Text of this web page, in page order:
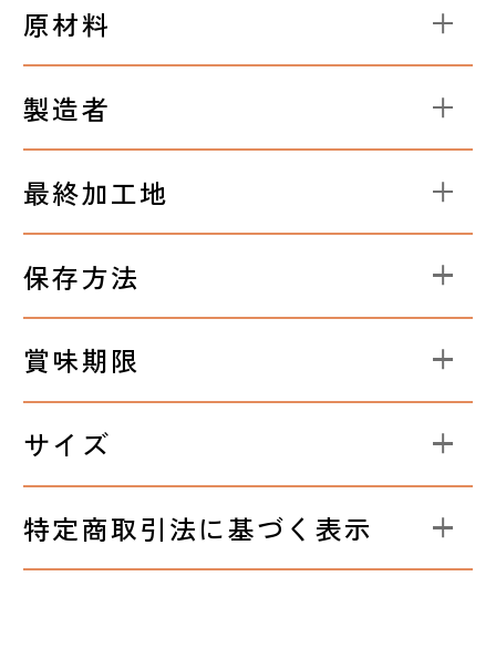
原材料
製造者
最終加工地
保存方法
賞味期限
サイズ
特定商取引法に基づく表示